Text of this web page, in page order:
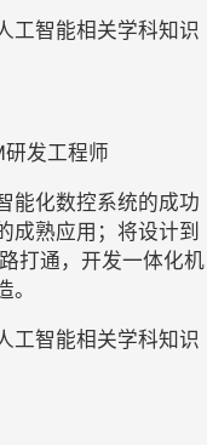
工智能相关学科知识
发工程师
能化数控系统的成功
成熟应用；将设计到
打通，开发一体化机
工智能相关学科知识